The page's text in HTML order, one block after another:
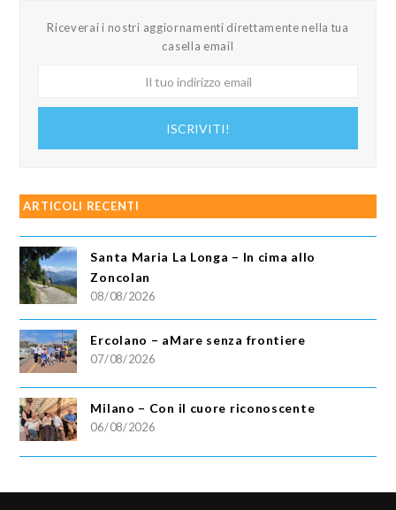
Riceverai i nostri aggiornamenti direttamente nella tua
casella email
ISCRIVITI!
ARTICOLI RECENTI
Santa Maria La Longa – In cima allo
Zoncolan
08/08/2026
Ercolano – aMare senza frontiere
07/08/2026
Milano – Con il cuore riconoscente
06/08/2026